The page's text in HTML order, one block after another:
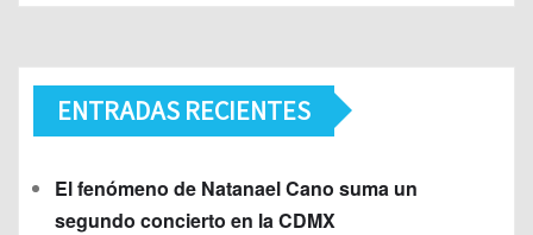
ENTRADAS RECIENTES
El fenómeno de Natanael Cano suma un
segundo concierto en la CDMX